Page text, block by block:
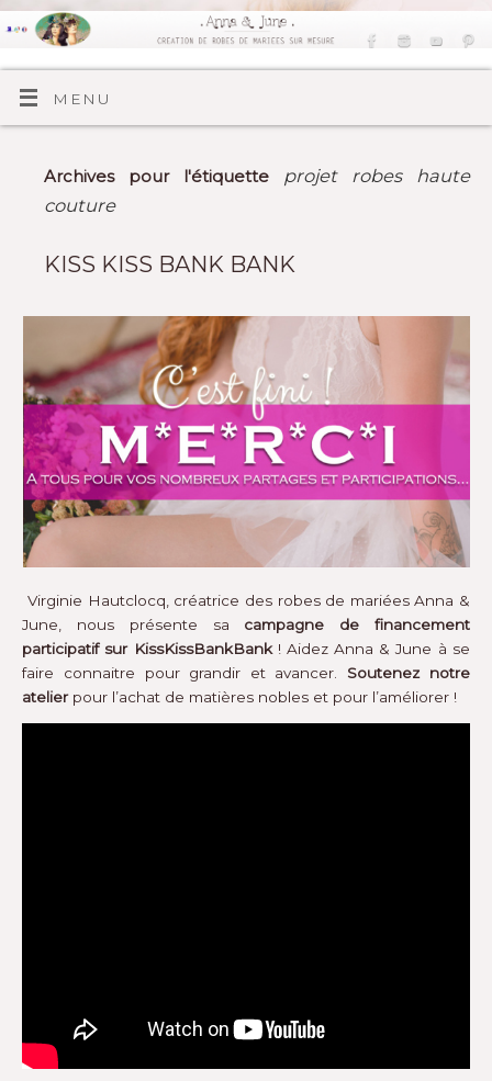
MENU
Archives pour l'étiquette projet robes haute
couture
KISS KISS BANK BANK
Virginie Hautclocq, créatrice des robes de mariées Anna &
June, nous présente sa campagne de financement
participatif sur KissKissBankBank! Aidez Anna & June à se
faire connaitre pour grandir et avancer. Soutenez notre
atelierpour l’achat de matières nobles et pour l’améliorer !